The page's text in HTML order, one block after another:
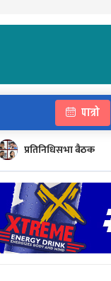
पात्रो
प्रतिनिधिसभा बैठक